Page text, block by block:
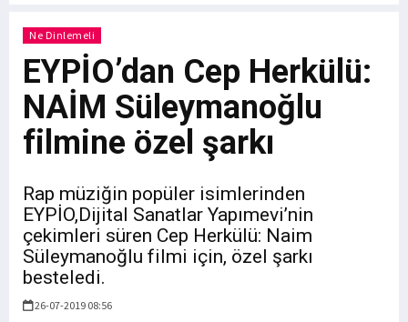
Ne Dinlemeli
EYPİO’dan Cep Herkülü:
NAİM Süleymanoğlu
filmine özel şarkı
Rap müziğin popüler isimlerinden
EYPİO,Dijital Sanatlar Yapımevi’nin
çekimleri süren Cep Herkülü: Naim
Süleymanoğlu filmi için, özel şarkı
besteledi.
26-07-2019 08:56